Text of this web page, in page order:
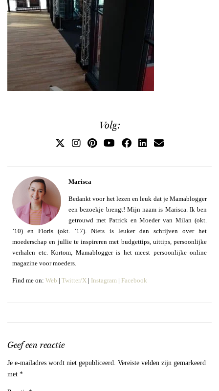
Volg:
Marisca
Bedankt voor het lezen en leuk dat je Mamablogger
een bezoekje brengt! Mijn naam is Marisca. Ik ben
getrouwd met Patrick en Moeder van Milan (okt.
’10) en Floris (okt. ’17). Niets is leuker dan schrijven over het
moederschap en jullie te inspireren met budgettips, uittips, persoonlijke
verhalen etc. Kortom, Mamablogger is het meest persoonlijke online
magazine voor moeders.
Find me on: Web | Twitter/X | Instagram | Facebook
Geef een reactie
Je e-mailadres wordt niet gepubliceerd. Vereiste velden zijn gemarkeerd
met *